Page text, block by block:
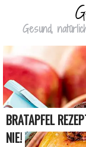
Gesund,
BRATAPFEL
NIE!